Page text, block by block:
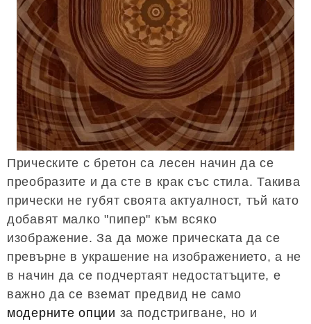
Прическите с бретон са лесен начин да се
преобразите и да сте в крак със стила. Такива
прически не губят своята актуалност, тъй като
добавят малко "пипер" към всяко
изображение. За да може прическата да се
превърне в украшение на изображението, а не
в начин да се подчертаят недостатъците, е
важно да се вземат предвид не само
модерните опции за подстригване, но и